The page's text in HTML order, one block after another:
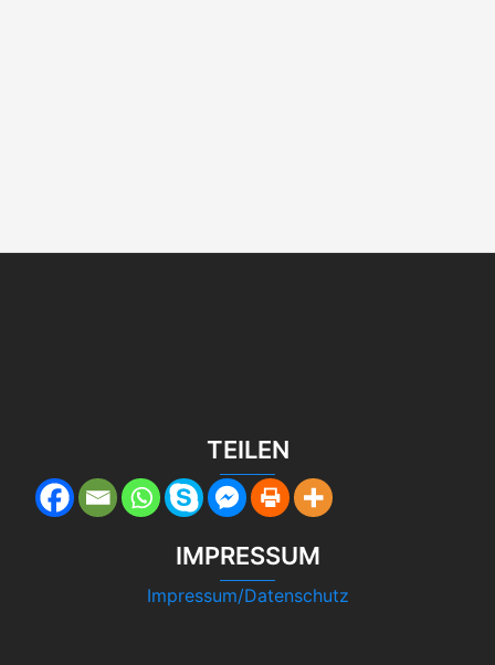
TEILEN
IMPRESSUM
Impressum/Datenschutz